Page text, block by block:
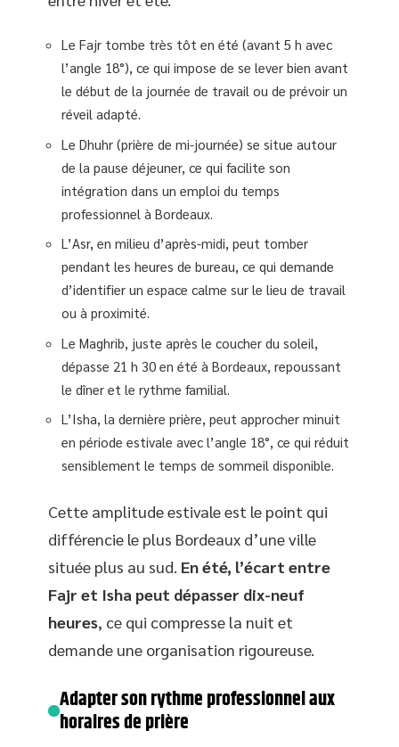
Le Fajr tombe très tôt en été (avant 5 h avec
l’angle 18°), ce qui impose de se lever bien avant
le début de la journée de travail ou de prévoir un
réveil adapté.
Le Dhuhr (prière de mi-journée) se situe autour
de la pause déjeuner, ce qui facilite son
intégration dans un emploi du temps
professionnel à Bordeaux.
L’Asr, en milieu d’après-midi, peut tomber
pendant les heures de bureau, ce qui demande
d’identifier un espace calme sur le lieu de travail
ou à proximité.
Le Maghrib, juste après le coucher du soleil,
dépasse 21 h 30 en été à Bordeaux, repoussant
le dîner et le rythme familial.
L’Isha, la dernière prière, peut approcher minuit
en période estivale avec l’angle 18°, ce qui réduit
sensiblement le temps de sommeil disponible.
Cette amplitude estivale est le point qui
différencie le plus Bordeaux d’une ville
située plus au sud. En été, l’écart entre
Fajr et Isha peut dépasser dix-neuf
heures, ce qui compresse la nuit et
demande une organisation rigoureuse.
Adapter son rythme professionnel aux
horaires de prière